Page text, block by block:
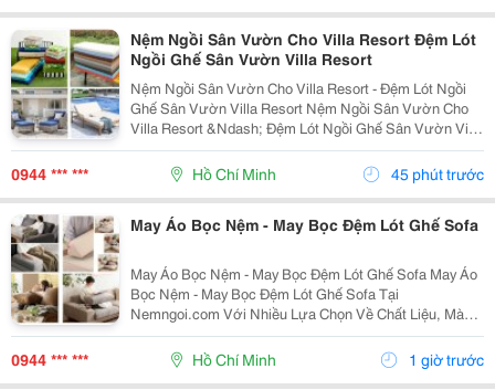
Nệm Ngồi Sân Vườn Cho Villa Resort Đệm Lót
Ngồi Ghế Sân Vườn Villa Resort
Nệm Ngồi Sân Vườn Cho Villa Resort - Đệm Lót Ngồi
Ghế Sân Vườn Villa Resort Nệm Ngồi Sân Vườn Cho
Villa Resort &Ndash; Đệm Lót Ngồi Ghế Sân Vườn Villa
Resort Tại Nemngoi.com Có Nhiều Lựa Chọn Về Vật
Liệu, Cấu Hình, Màu Sắc Và Thông Số Kỹ Thuật. Sản...
0944 *** *** Hồ Chí Minh 45 phút trước
May Áo Bọc Nệm - May Bọc Đệm Lót Ghế Sofa
May Áo Bọc Nệm - May Bọc Đệm Lót Ghế Sofa May Áo
Bọc Nệm - May Bọc Đệm Lót Ghế Sofa Tại
Nemngoi.com Với Nhiều Lựa Chọn Về Chất Liệu, Màu
Sắc, Kiểu Dáng Và Kích Thước. Sản Phẩm Được Tư
Vấn Theo Nhu Cầu Thực Tế, Hỗ Trợ Báo Giá Nhanh,
Khuyến Mãi, Ưu...
0944 *** *** Hồ Chí Minh 1 giờ trước